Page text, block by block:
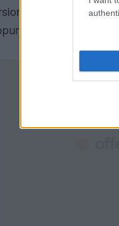
definitiva. Ecco
per creare